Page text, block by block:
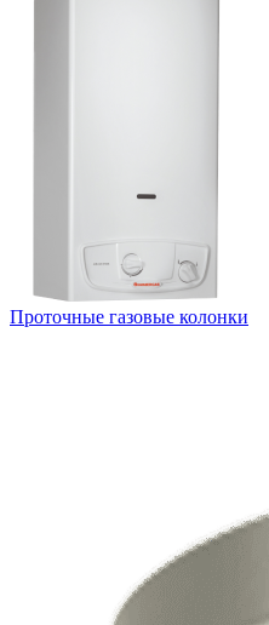
Проточные газовые колонки